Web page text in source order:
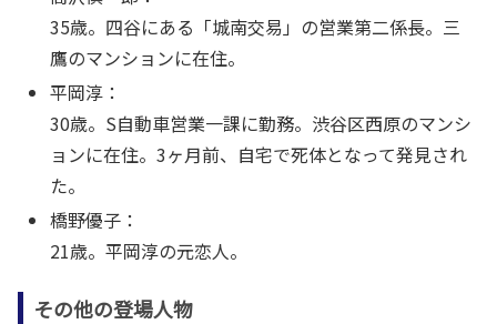
35歳。四谷にある「城南交易」の営業第二係長。三
鷹のマンションに在住。
平岡淳：
30歳。S自動車営業一課に勤務。渋谷区西原のマンシ
ョンに在住。3ヶ月前、自宅で死体となって発見され
た。
橋野優子：
21歳。平岡淳の元恋人。
その他の登場人物